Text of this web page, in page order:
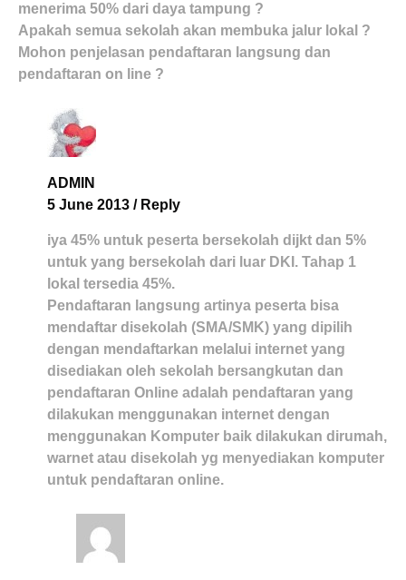
menerima 50% dari daya tampung ?
Apakah semua sekolah akan membuka jalur lokal ?
Mohon penjelasan pendaftaran langsung dan
pendaftaran on line ?
ADMIN
5 June 2013 / Reply
iya 45% untuk peserta bersekolah dijkt dan 5%
untuk yang bersekolah dari luar DKI. Tahap 1
lokal tersedia 45%.
Pendaftaran langsung artinya peserta bisa
mendaftar disekolah (SMA/SMK) yang dipilih
dengan mendaftarkan melalui internet yang
disediakan oleh sekolah bersangkutan dan
pendaftaran Online adalah pendaftaran yang
dilakukan menggunakan internet dengan
menggunakan Komputer baik dilakukan dirumah,
warnet atau disekolah yg menyediakan komputer
untuk pendaftaran online.